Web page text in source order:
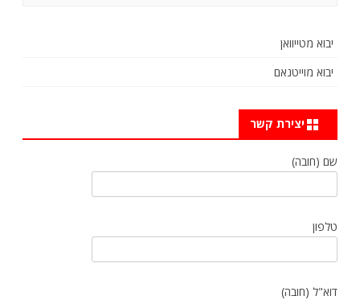
יבוא מטייוואן
יבוא מוייטנאם
יצירת קשר
שם (חובה)
טלפון
דוא"ל (חובה)